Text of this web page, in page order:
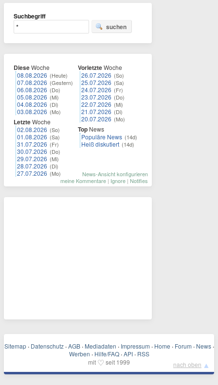
Suchbegriff
suchen
DieseWoche
08.08.2026 (Heute)
07.08.2026 (Gestern)
06.08.2026 (Do)
05.08.2026 (Mi)
04.08.2026 (Di)
03.08.2026 (Mo)
LetzteWoche
02.08.2026 (So)
01.08.2026 (Sa)
31.07.2026 (Fr)
30.07.2026 (Do)
29.07.2026 (Mi)
28.07.2026 (Di)
27.07.2026 (Mo)
VorletzteWoche
26.07.2026 (So)
25.07.2026 (Sa)
24.07.2026 (Fr)
23.07.2026 (Do)
22.07.2026 (Mi)
21.07.2026 (Di)
20.07.2026 (Mo)
Top News
Populäre News (14d)
Heiß diskutiert (14d)
News-Ansicht konfigurieren
meine Kommentare | Ignore | Notifies
Sitemap · Datenschutz · AGB · Mediadaten · Impressum · Home · Forum · News ·
Werben · Hilfe/FAQ · API · RSS
mit ♡ seit 1999 nach oben ▲